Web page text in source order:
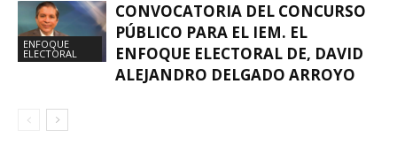
ENFOQUE
ELECTORAL
CONVOCATORIA DEL CONCURSO
PÚBLICO PARA EL IEM. EL
ENFOQUE ELECTORAL DE, DAVID
ALEJANDRO DELGADO ARROYO